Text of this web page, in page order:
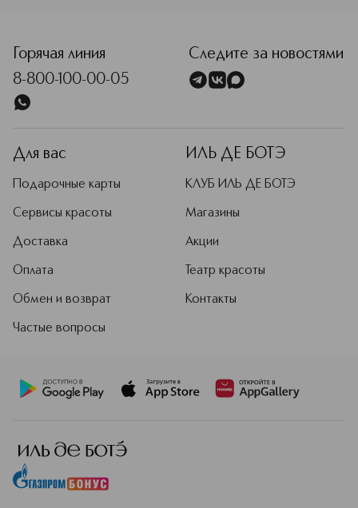
Горячая линия
8-800-100-00-05
Следите за новостями
Для вас
Подарочные карты
Сервисы красоты
Доставка
Оплата
Обмен и возврат
Частые вопросы
ИЛЬ ДЕ БОТЭ
КЛУБ ИЛЬ ДЕ БОТЭ
Магазины
Акции
Театр красоты
Контакты